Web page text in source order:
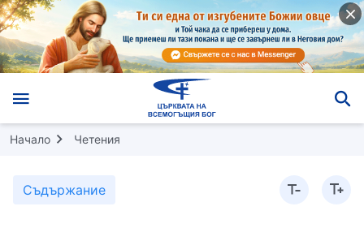
Начало Четения
Съдържание